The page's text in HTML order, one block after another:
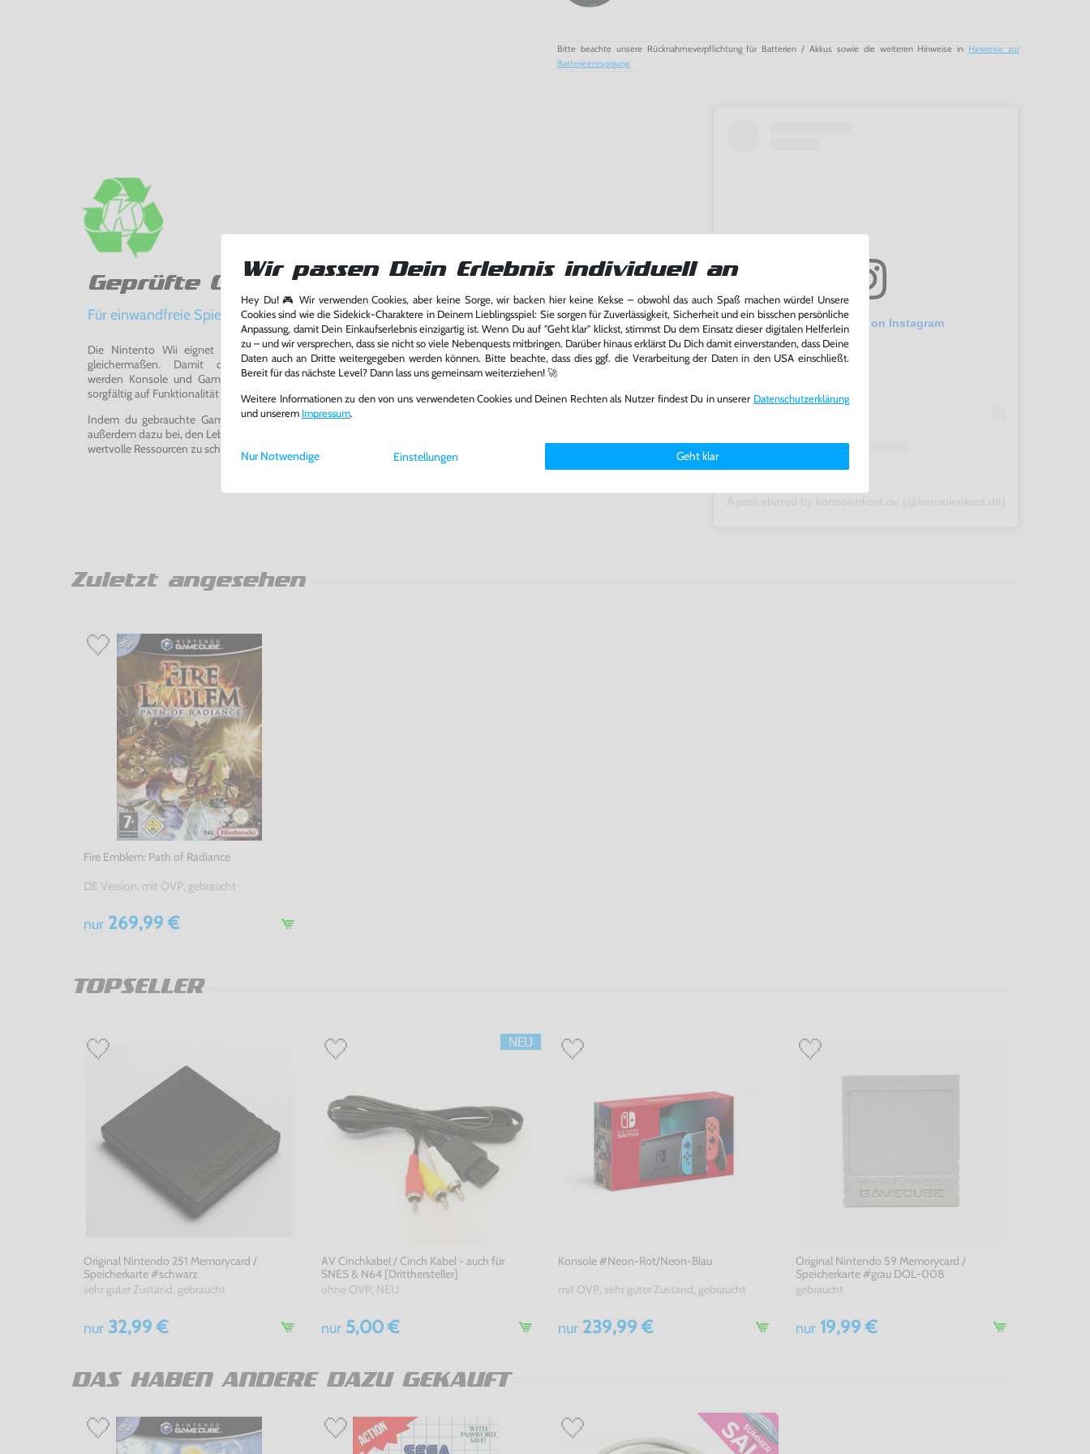
Bitte beachte unsere Rücknahmeverpflichtung für Batterien / Akkus sowie die weiteren Hinweise in Hinweise zur
Batterieentsorgung
Geprüfte Qualität
Für einwandfreie Spielerlebnisse
Die Nintento Wii eignet sich perfekt für Retro-Gaming-Fans und neue Entdecker
gleichermaßen. Damit du ein einwandfreies Spielerlebnis genießen kannst,
werden Konsole und Game in unserer Reparatur-Werkstatt von unseren Fachkräften
sorgfältig auf Funktionalität getestet, gereinigt und bei Bedarf repariert.
Indem du gebrauchte Games und Konsolen bei uns kaufst oder verkaufst, trägst du
außerdem dazu bei, den Lebenszyklus von Konsolen und Games zu verlängern und damit
wertvolle Ressourcen zu schonen und Abfall zu vermeiden.
View this post on Instagram
Zuletzt angesehen
Fire Emblem: Path of Radiance
DE Version, mit OVP, gebraucht
nur 269,99 €
TOPSELLER
Original Nintendo 251 Memorycard /
Speicherkarte #schwarz
sehr guter Zustand, gebraucht
nur 32,99 €
AV Cinchkabel / Cinch Kabel - auch für
SNES & N64 [Dritthersteller]
ohne OVP, NEU
nur5,00 €
Konsole #Neon-Rot/Neon-Blau
mit OVP, sehr guter Zustand, gebraucht
nur 239,99 €
Original Nintendo 59 Memorycard /
Speicherkarte #grau DOL-008
gebraucht
nur19,99 €
DAS HABEN ANDERE DAZU GEKAUFT
Wir passen Dein Erlebnis individuell an
Hey Du! 🎮 Wir verwenden Cookies, aber keine Sorge, wir backen hier keine Kekse – obwohl das auch Spaß machen würde! Unsere
Cookies sind wie die Sidekick-Charaktere in Deinem Lieblingsspiel: Sie sorgen für Zuverlässigkeit, Sicherheit und ein bisschen persönliche
Anpassung, damit Dein Einkaufserlebnis einzigartig ist. Wenn Du auf "Geht klar" klickst, stimmst Du dem Einsatz dieser digitalen Helferlein
zu – und wir versprechen, dass sie nicht so viele Nebenquests mitbringen. Darüber hinaus erklärst Du Dich damit einverstanden, dass Deine
Daten auch an Dritte weitergegeben werden können. Bitte beachte, dass dies ggf. die Verarbeitung der Daten in den USA einschließt.
Bereit für das nächste Level? Dann lass uns gemeinsam weiterziehen! 🚀
Weitere Informationen zu den von uns verwendeten Cookies und Deinen Rechten als Nutzer findest Du in unserer Daten­schutz­erklärung
und unserem Impressum.
Einstellungen Geht klar
Nur Notwendige